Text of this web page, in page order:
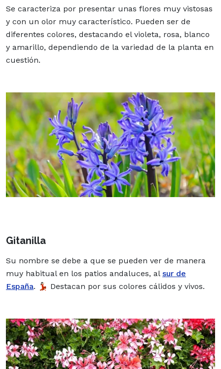
Se caracteriza por presentar unas flores muy vistosas
y con un olor muy característico. Pueden ser de
diferentes colores, destacando el violeta, rosa, blanco
y amarillo, dependiendo de la variedad de la planta en
cuestión.
Gitanilla
Su nombre se debe a que se pueden ver de manera
muy habitual en los patios andaluces, al sur de
España. 💃🏻 Destacan por sus colores cálidos y vivos.